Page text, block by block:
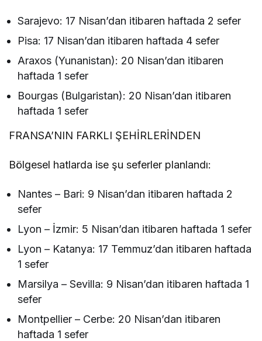
Sarajevo: 17 Nisan’dan itibaren haftada 2 sefer
Pisa: 17 Nisan’dan itibaren haftada 4 sefer
Araxos (Yunanistan): 20 Nisan’dan itibaren
haftada 1 sefer
Bourgas (Bulgaristan): 20 Nisan’dan itibaren
haftada 1 sefer
FRANSA’NIN FARKLI ŞEHİRLERİNDEN
Bölgesel hatlarda ise şu seferler planlandı:
Nantes – Bari: 9 Nisan’dan itibaren haftada 2
sefer
Lyon – İzmir: 5 Nisan’dan itibaren haftada 1 sefer
Lyon – Katanya: 17 Temmuz’dan itibaren haftada
1 sefer
Marsilya – Sevilla: 9 Nisan’dan itibaren haftada 1
sefer
Montpellier – Cerbe: 20 Nisan’dan itibaren
haftada 1 sefer